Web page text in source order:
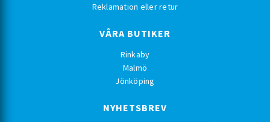
Reklamation eller retur
VÅRA BUTIKER
Rinkaby
Malmö
Jönköping
NYHETSBREV